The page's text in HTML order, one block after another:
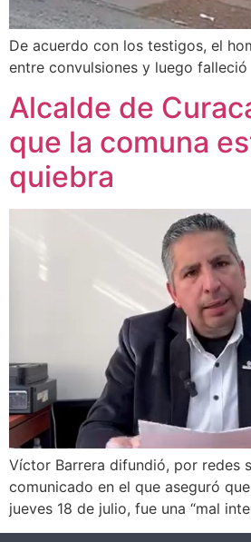
De acuerdo con los testigos, el
entre convulsiones y luego falleció
Alcalde de
que la comuna
quiebra
Víctor Barrera difundió, por redes
comunicado en el que aseguró
jueves 18 de julio, fue una “mal